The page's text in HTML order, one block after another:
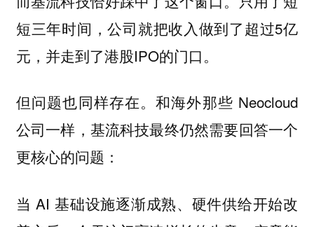
短三年时间，公司就把收入做到了超过5亿
元，并走到了港股IPO的门口。
但问题也同样存在。和海外那些 Neocloud
公司一样，基流科技最终仍然需要回答一个
更核心的问题：
当 AI 基础设施逐渐成熟、硬件供给开始改